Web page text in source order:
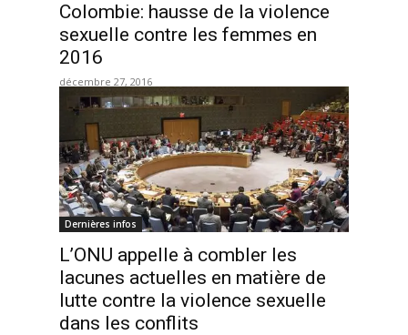
Colombie: hausse de la violence
sexuelle contre les femmes en
2016
décembre 27, 2016
Dernières infos
L’ONU appelle à combler les
lacunes actuelles en matière de
lutte contre la violence sexuelle
dans les conflits